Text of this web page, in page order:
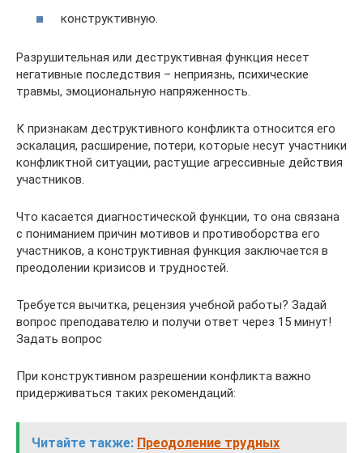
конструктивную.
Разрушительная или деструктивная функция несет
негативные последствия – неприязнь, психические
травмы, эмоциональную напряженность.
К признакам деструктивного конфликта относится его
эскалация, расширение, потери, которые несут участники
конфликтной ситуации, растущие агрессивные действия
участников.
Что касается диагностической функции, то она связана
с пониманием причин мотивов и противоборства его
участников, а конструктивная функция заключается в
преодолении кризисов и трудностей.
Требуется вычитка, рецензия учебной работы? Задай
вопрос преподавателю и получи ответ через 15 минут!
Задать вопрос
При конструктивном разрешении конфликта важно
придерживаться таких рекомендаций:
Читайте также: Преодоление трудных